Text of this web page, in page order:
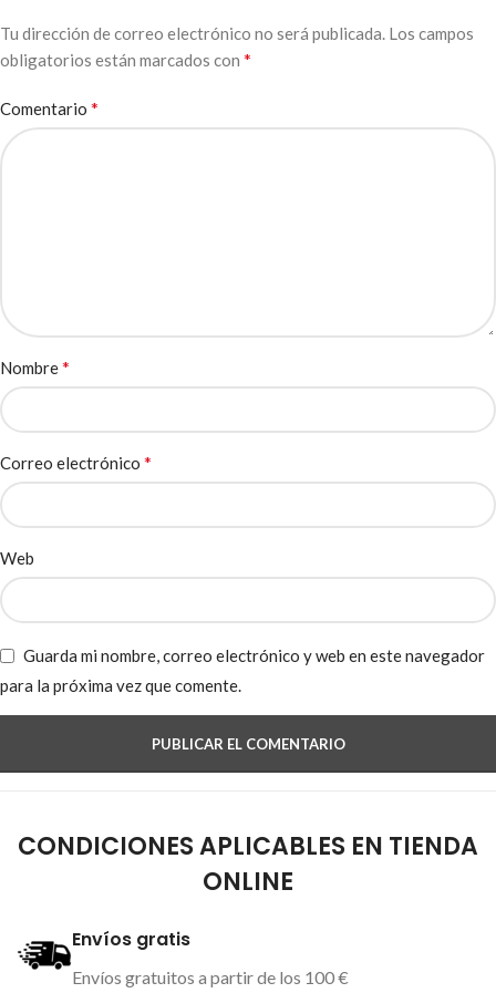
Tu dirección de correo electrónico no será publicada. Los campos
obligatorios están marcados con *
Comentario *
Nombre*
Correo electrónico *
Web
Guarda mi nombre, correo electrónico y web en este navegador
para la próxima vez que comente.
CONDICIONES APLICABLES EN TIENDA
ONLINE
Envíos gratis
Envíos gratuitos a partir de los 100 €